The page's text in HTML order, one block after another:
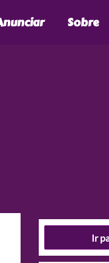
Sobre
Ir